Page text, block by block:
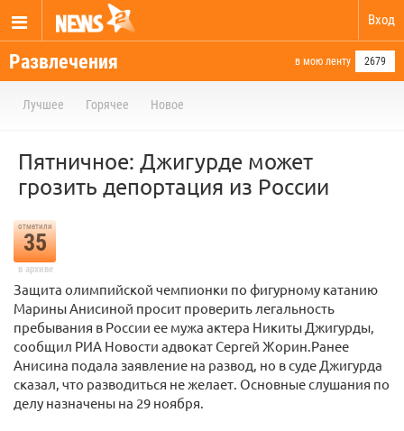
Вход
Развлечения в мою ленту 2679
Лучшее Горячее Новое
Пятничное: Джигурде может
грозить депортация из России
отметили
35
в архиве
Защита олимпийской чемпионки по фигурному катанию
Марины Анисиной просит проверить легальность
пребывания в России ее мужа актера Никиты Джигурды,
сообщил РИА Новости адвокат Сергей Жорин.Ранее
Анисина подала заявление на развод, но в суде Джигурда
сказал, что разводиться не желает. Основные слушания по
делу назначены на 29 ноября.